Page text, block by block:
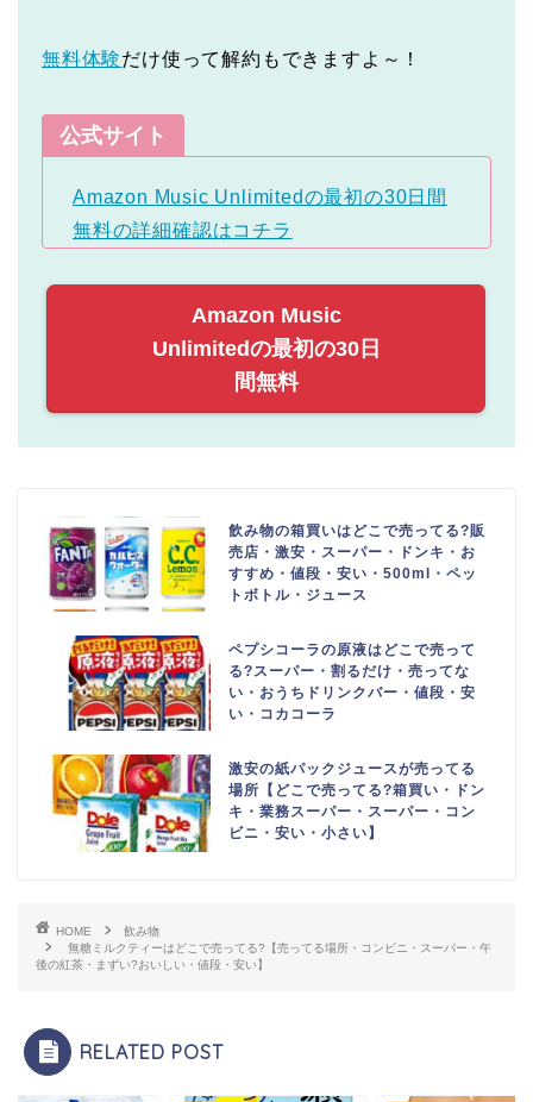
無料体験だけ使って解約もできますよ～！
公式サイト
Amazon Music Unlimitedの最初の30日間
無料の詳細確認はコチラ
Amazon Music
Unlimitedの最初の30日
間無料
飲み物の箱買いはどこで売ってる?販
売店・激安・スーパー・ドンキ・お
すすめ・値段・安い・500ml・ペッ
トボトル・ジュース
ペプシコーラの原液はどこで売って
る?スーパー・割るだけ・売ってな
い・おうちドリンクバー・値段・安
い・コカコーラ
激安の紙パックジュースが売ってる
場所【どこで売ってる?箱買い・ドン
キ・業務スーパー・スーパー・コン
ビニ・安い・小さい】
HOME
飲み物
無糖ミルクティーはどこで売ってる?【売ってる場所・コンビニ・スーパー・午
後の紅茶・まずい?おいしい・値段・安い】
RELATED POST